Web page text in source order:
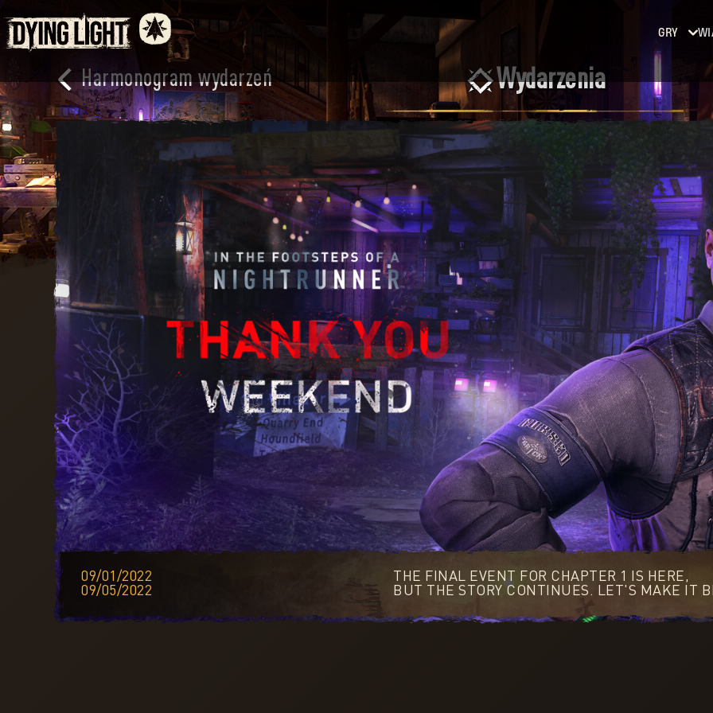
GRY
Dying
Light
2: Stay
Human
Dying
Light:
The
Beast
Wydarzenia
Harmonogram wydarzeń
09/01/2022
09/05/2022
THE FINAL EVENT FOR CHAPTER 1 IS HERE,
BUT THE STORY CONTINUES. LET'S MAKE IT